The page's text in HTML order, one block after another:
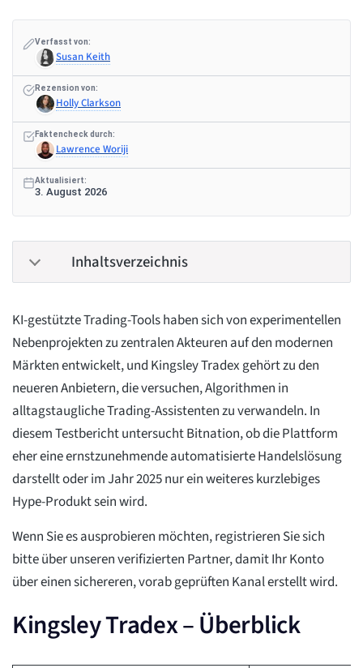
Verfasst von:
Susan Keith
Rezension von:
Holly Clarkson
Faktencheck durch:
Lawrence Woriji
Aktualisiert:
3. August 2026
Inhaltsverzeichnis
KI-gestützte Trading-Tools haben sich von experimentellen
Nebenprojekten zu zentralen Akteuren auf den modernen
Märkten entwickelt, und Kingsley Tradex gehört zu den
neueren Anbietern, die versuchen, Algorithmen in
alltagstaugliche Trading-Assistenten zu verwandeln. In
diesem Testbericht untersucht Bitnation, ob die Plattform
eher eine ernstzunehmende automatisierte Handelslösung
darstellt oder im Jahr 2025 nur ein weiteres kurzlebiges
Hype-Produkt sein wird.
Wenn Sie es ausprobieren möchten, registrieren Sie sich
bitte über unseren verifizierten Partner, damit Ihr Konto
über einen sichereren, vorab geprüften Kanal erstellt wird.
Kingsley Tradex – Überblick